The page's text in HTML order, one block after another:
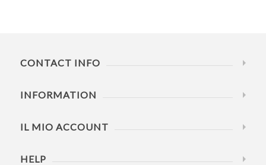
CONTACT INFO
INFORMATION
IL MIO ACCOUNT
HELP